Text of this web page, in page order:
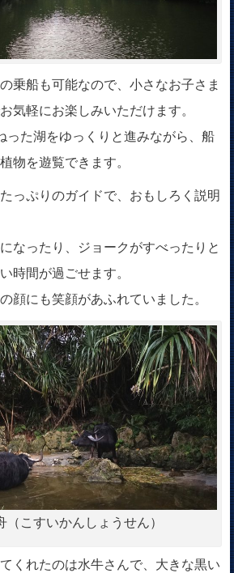
乗船も可能なので、小さなお子さま
気軽にお楽しみいただけます。
った湖をゆっくりと進みながら、船
物を遊覧できます。
っぷりのガイドで、おもしろく説明
なったり、ジョークがすべったりと
時間が過ごせます。
顔にも笑顔があふれていました。
（こすいかんしょうせん）
くれたのは水牛さんで、大きな黒い